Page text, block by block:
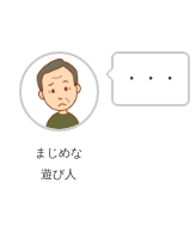
まじめな
遊び人
・・・